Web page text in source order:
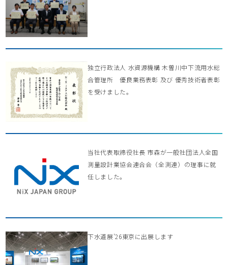
独立行政法人 水資源機構 木曽川中下流用水総
合管理所 優良業務表彰 及び 優秀技術者表彰
を受けました。
当社代表取締役社長 市森が一般社団法人全国
測量設計業協会連合会（全測連）の理事に就
任しました。
下水道展’26東京に出展します